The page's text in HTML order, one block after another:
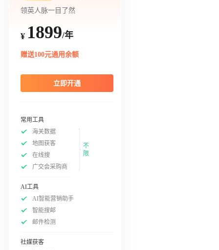
领英人脉一目了然
¥ 1899/年
赠送100元通用余额
立即开通
常用工具
海关数据
地图获客
在线搜
广交会采购商
不
限
AI工具
AI智能营销助手
智能搜邮
邮件检测
社媒获客